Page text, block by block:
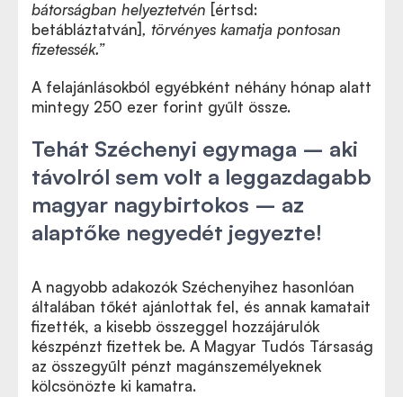
bátorságban helyeztetvén [értsd:
betábláztatván], törvényes kamatja pontosan
fizetessék.”
A felajánlásokból egyébként néhány hónap alatt
mintegy 250 ezer forint gyűlt össze.
Tehát Széchenyi egymaga – aki
távolról sem volt a leggazdagabb
magyar nagybirtokos – az
alaptőke negyedét jegyezte!
A nagyobb adakozók Széchenyihez hasonlóan
általában tőkét ajánlottak fel, és annak kamatait
fizették, a kisebb összeggel hozzájárulók
készpénzt fizettek be. A Magyar Tudós Társaság
az összegyűlt pénzt magánszemélyeknek
kölcsönözte ki kamatra.